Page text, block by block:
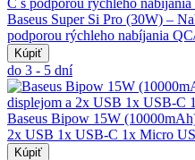
Baseus Super Si Pro (30W) –
podporou rýchleho nabíjania
Kúpiť
do 3 - 5 dní
Baseus Bipow 15W
2x USB 1x USB-C 1x Micro
Kúpiť